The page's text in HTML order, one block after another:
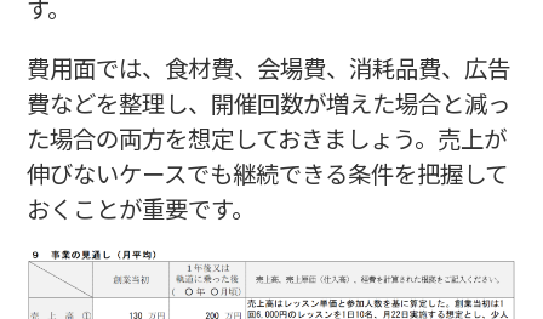
す。
費用面では、食材費、会場費、消耗品費、広告
費などを整理し、開催回数が増えた場合と減っ
た場合の両方を想定しておきましょう。売上が
伸びないケースでも継続できる条件を把握して
おくことが重要です。